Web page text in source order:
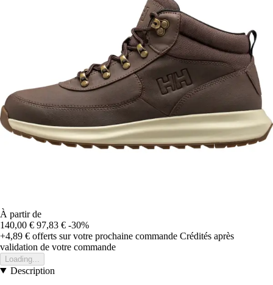
À partir de
140,00 € 97,83 € -30%
+4,89 € offerts sur votre prochaine commande Crédités après
validation de votre commande
Loading...
Description